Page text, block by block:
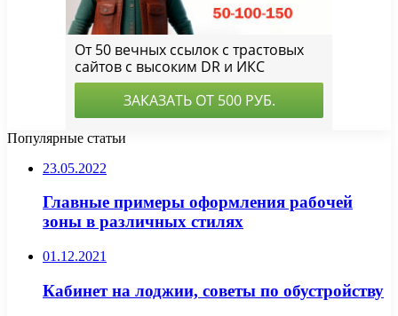
Популярные статьи
23.05.2022
Главные примеры оформления рабочей
зоны в различных стилях
01.12.2021
Кабинет на лоджии, советы по обустройству